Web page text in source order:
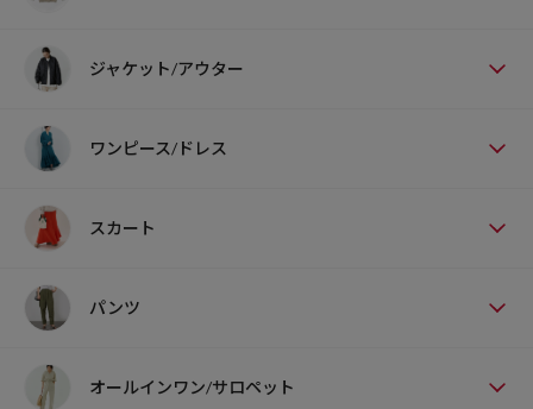
ジャケット/アウター
ワンピース/ドレス
スカート
パンツ
オールインワン/サロペット